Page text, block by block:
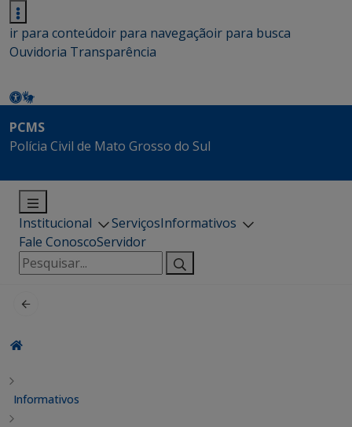
ir para conteúdoir para navegaçãoir para busca
Ouvidoria Transparência
PCMS
Polícia Civil de Mato Grosso do Sul
Institucional ServiçosInformativos
Fale ConoscoServidor
Pesquisar
por:
Informativos